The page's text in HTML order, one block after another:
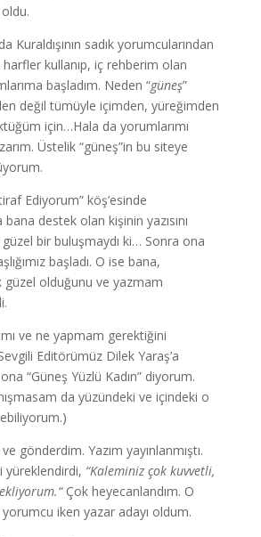
Kuraldışının sadık yorumcularından
kullanıp, iç rehberim olan
başladım. Neden “güneş”
değil tümüyle içimden, yüreğimden
için…Hala da yorumlarımı
Üstelik “güneş”in bu siteye
Ediyorum” köş’esinde
bana destek olan kişinin yazısını
bir buluşmaydı ki… Sonra ona
başladı. O ise bana,
güzel olduğunu ve yazmam
ve ne yapmam gerektiğini
Editörümüz Dilek Yaraş’a
“Güneş Yüzlü Kadın” diyorum.
da yüzündeki ve içindeki o
ve gönderdim. Yazım yayınlanmıştı.
yüreklendirdi, “Kaleminiz çok kuvvetli,
Çok heyecanlandım. O
iken yazar adayı oldum.